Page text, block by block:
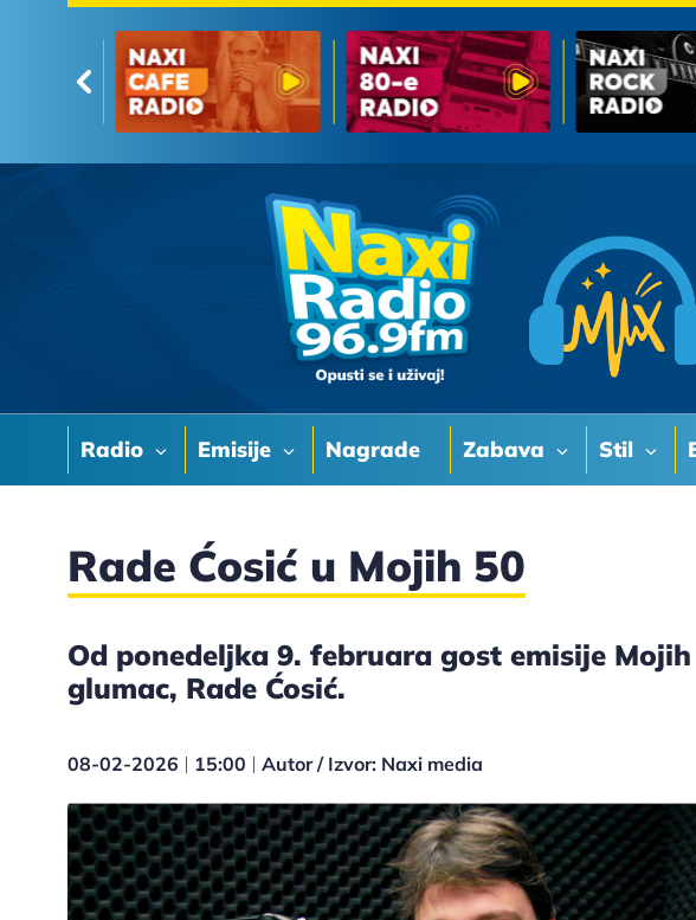
Radio Emisije Nagrade Zabava Stil
Rade Ćosić u Mojih 50
Od ponedeljka 9. februara gost emisije
glumac, Rade Ćosić.
08-02-2026 15:00 Autor / Izvor: Naxi media